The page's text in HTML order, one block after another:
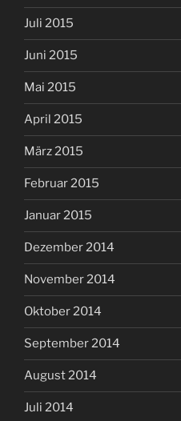
Juli 2015
Juni 2015
Mai 2015
April 2015
März 2015
Februar 2015
Januar 2015
Dezember 2014
November 2014
Oktober 2014
September 2014
August 2014
Juli 2014